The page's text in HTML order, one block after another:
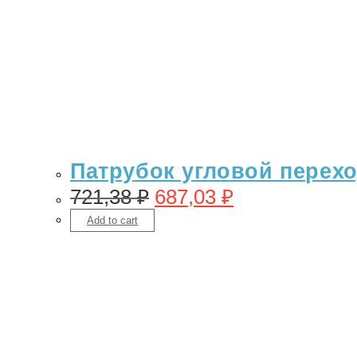
Патрубок угловой
721,38₽ 687,03 ₽
Add to cart